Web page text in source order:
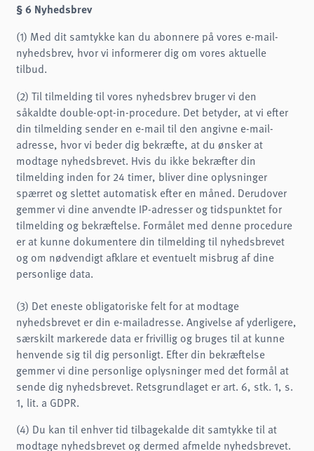
§ 6 Nyhedsbrev
(1) Med dit samtykke kan du abonnere på vores e-mail-
nyhedsbrev, hvor vi informerer dig om vores aktuelle
tilbud.
(2) Til tilmelding til vores nyhedsbrev bruger vi den
såkaldte double-opt-in-procedure. Det betyder, at vi efter
din tilmelding sender en e-mail til den angivne e-mail-
adresse, hvor vi beder dig bekræfte, at du ønsker at
modtage nyhedsbrevet. Hvis du ikke bekræfter din
tilmelding inden for 24 timer, bliver dine oplysninger
spærret og slettet automatisk efter en måned. Derudover
gemmer vi dine anvendte IP-adresser og tidspunktet for
tilmelding og bekræftelse. Formålet med denne procedure
er at kunne dokumentere din tilmelding til nyhedsbrevet
og om nødvendigt afklare et eventuelt misbrug af dine
personlige data.
(3) Det eneste obligatoriske felt for at modtage
nyhedsbrevet er din e-mailadresse. Angivelse af yderligere,
særskilt markerede data er frivillig og bruges til at kunne
henvende sig til dig personligt. Efter din bekræftelse
gemmer vi dine personlige oplysninger med det formål at
sende dig nyhedsbrevet. Retsgrundlaget er art. 6, stk. 1, s.
1, lit. a GDPR.
(4) Du kan til enhver tid tilbagekalde dit samtykke til at
modtage nyhedsbrevet og dermed afmelde nyhedsbrevet.